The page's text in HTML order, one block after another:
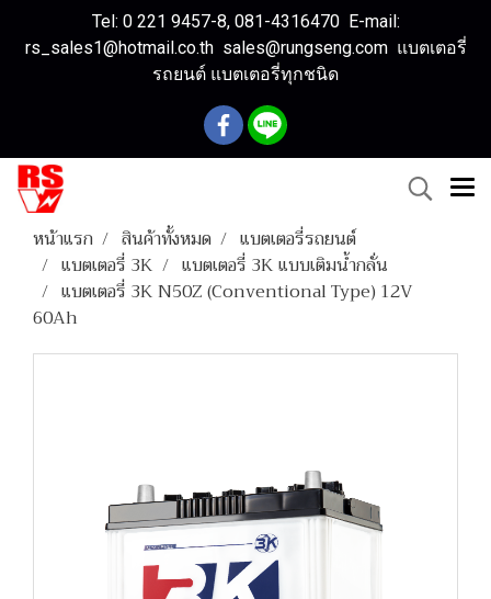
Tel: 0 221 9457-8, 081-4316470 E-mail:
rs_sales1@hotmail.co.th sales@rungseng.com แบตเตอรี่
รถยนต์ แบตเตอรี่ทุกชนิด
หน้าแรก สินค้าทั้งหมด
แบตเตอรี่รถยนต์
แบตเตอรี่ 3K
แบตเตอรี่ 3K แบบเติมน้ำกลั่น
แบตเตอรี่ 3K N50Z (Conventional Type) 12V
60Ah